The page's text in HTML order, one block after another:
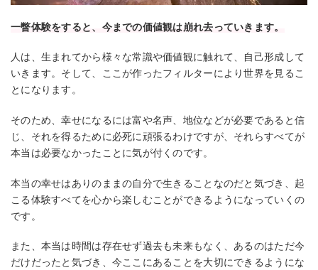
一瞥体験をすると、今までの価値観は崩れ去っていきます。
人は、生まれてから様々な常識や価値観に触れて、自己形成して
いきます。そして、ここが作ったフィルターにより世界を見るこ
とになります。
そのため、幸せになるには富や名声、地位などが必要であると信
じ、それを得るために必死に頑張るわけですが、それらすべてが
本当は必要なかったことに気が付くのです。
本当の幸せはありのままの自分で生きることなのだと気づき、起
こる体験すべてを心から楽しむことができるようになっていくの
です。
また、本当は時間は存在せず過去も未来もなく、あるのはただ今
だけだったと気づき、今ここにあることを大切にできるようにな